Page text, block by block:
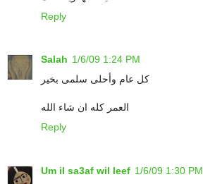
Reply
Salah 1/6/09 1:24 PM
كل عام وأحلى سلمى بخير
العمر كله ان شاء الله
Reply
Um il sa3af wil leef 1/6/09 1:30 PM